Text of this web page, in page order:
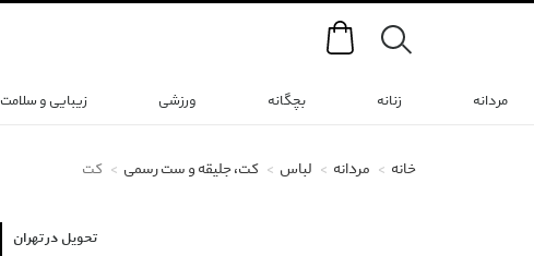
Search
مردانه زنانه بچگانه ورزشی زیبایی و سلامت
تحویل در تهران
خانه مردانه لباس کت، جلیقه و ست رسمی کت